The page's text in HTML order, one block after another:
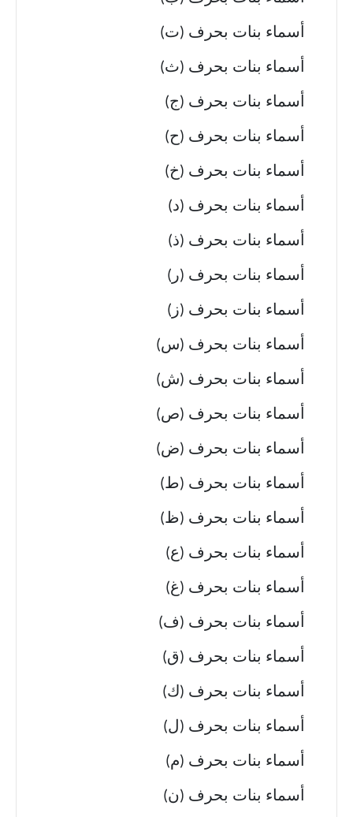
أسماء بنات بحرف (ت)
أسماء بنات بحرف (ث)
أسماء بنات بحرف (ج)
أسماء بنات بحرف (ح)
أسماء بنات بحرف (خ)
أسماء بنات بحرف (د)
أسماء بنات بحرف (ذ)
أسماء بنات بحرف (ر)
أسماء بنات بحرف (ز)
أسماء بنات بحرف (س)
أسماء بنات بحرف (ش)
أسماء بنات بحرف (ص)
أسماء بنات بحرف (ض)
أسماء بنات بحرف (ط)
أسماء بنات بحرف (ظ)
أسماء بنات بحرف (ع)
أسماء بنات بحرف (غ)
أسماء بنات بحرف (ف)
أسماء بنات بحرف (ق)
أسماء بنات بحرف (ك)
أسماء بنات بحرف (ل)
أسماء بنات بحرف (م)
أسماء بنات بحرف (ن)